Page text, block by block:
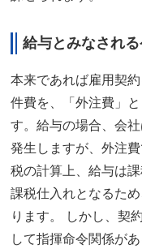
給与とみなされ
本来であれば雇用契
件費を、「外注費」
す。給与の場合、会
発生しますが、外注
税の計算上、給与は
課税仕入れとなるた
ります。 しかし、契
して指揮命令関係が